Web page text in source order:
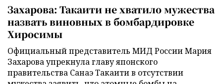
Захарова: Такаити не хватило мужества
назвать виновных в бомбардировке
Хиросимы
Официальный представитель МИД России Мария
Захарова упрекнула главу японского
правительства Санаэ Такаити в отсутствии